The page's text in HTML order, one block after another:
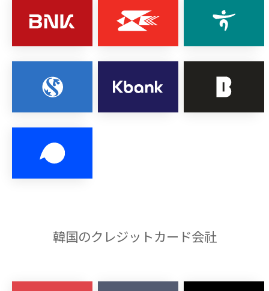
韓国のクレジットカード会社